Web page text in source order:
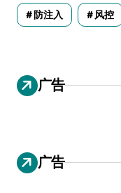
防注入 风控
广告
广告